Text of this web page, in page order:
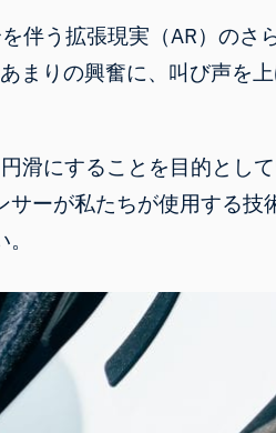
伴う拡張現実（AR）のさ
あまりの興奮に、叫び声を
滑にすることを目的とし
ーが私たちが使用する技